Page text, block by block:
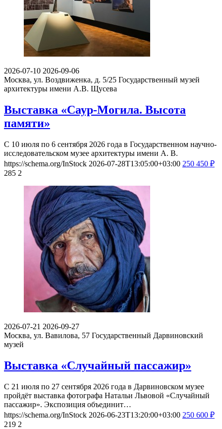
2026-07-10 2026-09-06
Москва, ул. Воздвиженка, д. 5/25 Государственный музей
архитектуры имени А.В. Щусева
Выставка «Саур-Могила. Высота
памяти»
С 10 июля по 6 сентября 2026 года в Государственном научно-
исследовательском музее архитектуры имени А. В.
https://schema.org/InStock 2026-07-28T13:05:00+03:00 250 450 ₽
285 2
2026-07-21 2026-09-27
Москва, ул. Вавилова, 57 Государственный Дарвиновский
музей
Выставка «Случайный пассажир»
С 21 июля по 27 сентября 2026 года в Дарвиновском музее
пройдёт выставка фотографа Натальи Львовой «Случайный
пассажир». Экспозиция объединит…
https://schema.org/InStock 2026-06-23T13:20:00+03:00 250 600 ₽
219 2